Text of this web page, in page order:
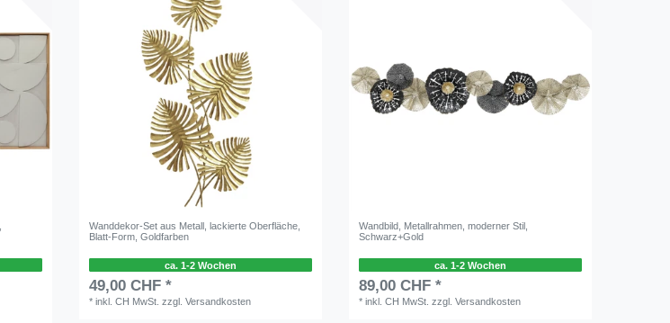
Wanddekor-Set aus Metall, lackierte Oberfläche,
Blatt-Form, Goldfarben
ca. 1-2 Wochen
49,00 CHF *
*inkl. CH MwSt. zzgl.Versandkosten
Wandbild, Metallrahmen, moderner Stil,
Schwarz+Gold
ca. 1-2 Wochen
89,00 CHF *
*inkl. CH MwSt. zzgl.Versandkosten